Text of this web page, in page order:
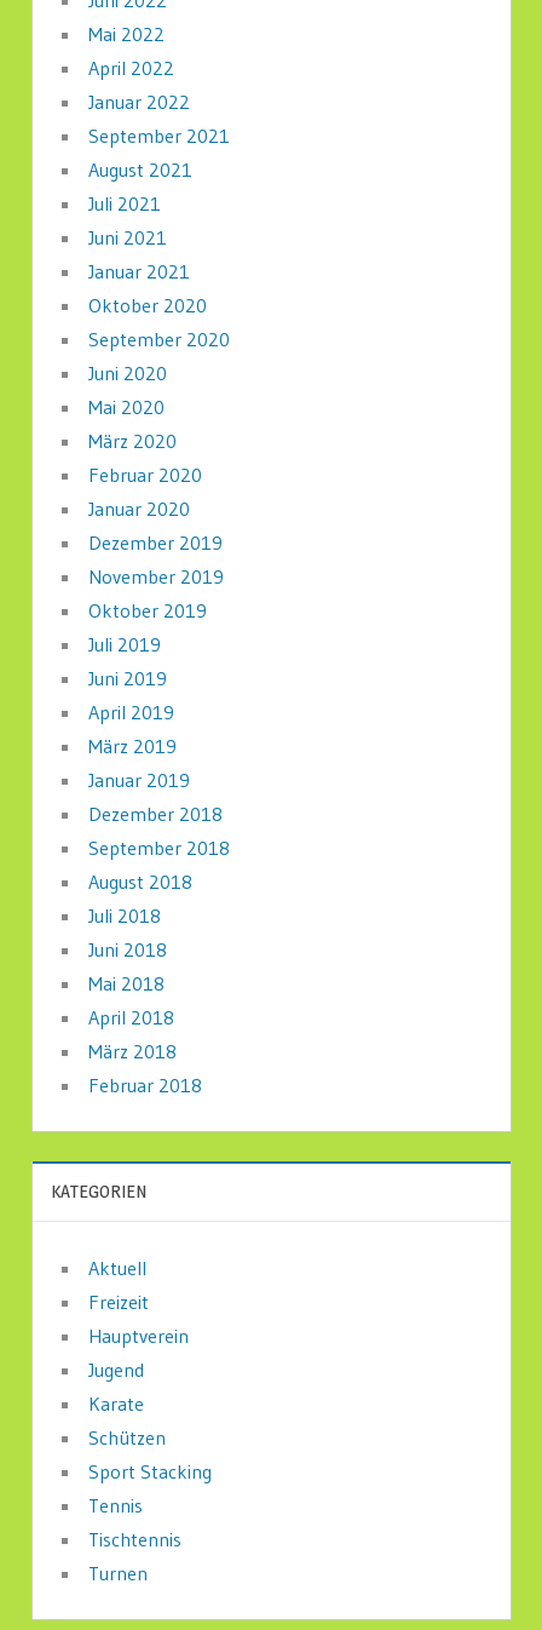
Mai 2022
April 2022
Januar 2022
September 2021
August 2021
Juli 2021
Juni 2021
Januar 2021
Oktober 2020
September 2020
Juni 2020
Mai 2020
März 2020
Februar 2020
Januar 2020
Dezember 2019
November 2019
Oktober 2019
Juli 2019
Juni 2019
April 2019
März 2019
Januar 2019
Dezember 2018
September 2018
August 2018
Juli 2018
Juni 2018
Mai 2018
April 2018
März 2018
Februar 2018
KATEGORIEN
Aktuell
Freizeit
Hauptverein
Jugend
Karate
Schützen
Sport Stacking
Tennis
Tischtennis
Turnen